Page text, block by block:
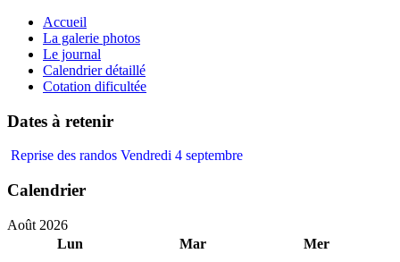
Accueil
La galerie photos
Le journal
Calendrier détaillé
Cotation dificultée
Dates à retenir
Reprise des randos Vendredi 4 septembre
Calendrier
précédente
précédent
suivante
suivant
Août 2026
Lun
Mar Mer